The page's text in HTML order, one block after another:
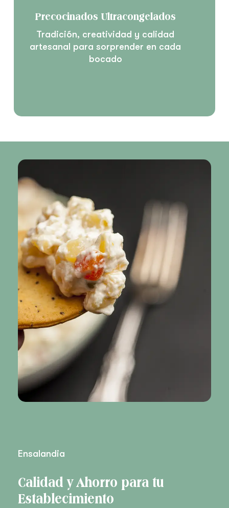
Precocinados Ultracongelados
Tradición, creatividad y calidad
artesanal para sorprender en cada
bocado
Ensalandia
Calidad y Ahorro para tu
Establecimiento